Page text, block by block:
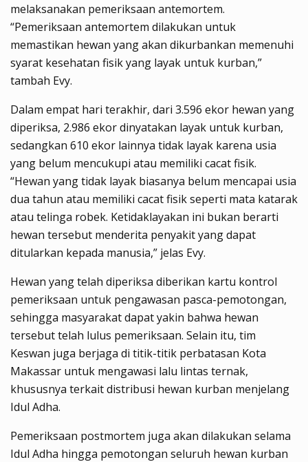
melaksanakan pemeriksaan antemortem.
“Pemeriksaan antemortem dilakukan untuk
memastikan hewan yang akan dikurbankan memenuhi
syarat kesehatan fisik yang layak untuk kurban,”
tambah Evy.
Dalam empat hari terakhir, dari 3.596 ekor hewan yang
diperiksa, 2.986 ekor dinyatakan layak untuk kurban,
sedangkan 610 ekor lainnya tidak layak karena usia
yang belum mencukupi atau memiliki cacat fisik.
“Hewan yang tidak layak biasanya belum mencapai usia
dua tahun atau memiliki cacat fisik seperti mata katarak
atau telinga robek. Ketidaklayakan ini bukan berarti
hewan tersebut menderita penyakit yang dapat
ditularkan kepada manusia,” jelas Evy.
Hewan yang telah diperiksa diberikan kartu kontrol
pemeriksaan untuk pengawasan pasca-pemotongan,
sehingga masyarakat dapat yakin bahwa hewan
tersebut telah lulus pemeriksaan. Selain itu, tim
Keswan juga berjaga di titik-titik perbatasan Kota
Makassar untuk mengawasi lalu lintas ternak,
khususnya terkait distribusi hewan kurban menjelang
Idul Adha.
Pemeriksaan postmortem juga akan dilakukan selama
Idul Adha hingga pemotongan seluruh hewan kurban